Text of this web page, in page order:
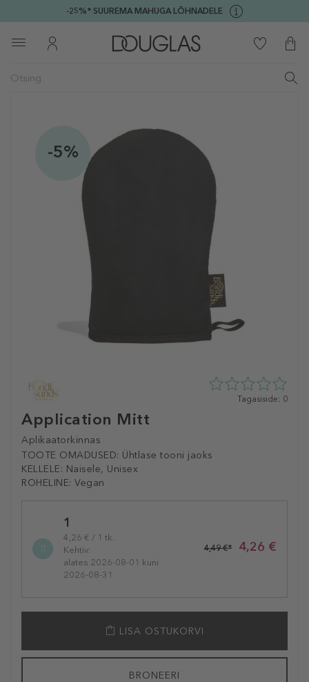
-25%* SUUREMA MAHUGA LÕHNADELE
-5%
Application Mitt
Aplikaatorkinnas
TOOTE OMADUSED: Ühtlase tooni jaoks
KELLELE: Naisele, Unisex
ROHELINE: Vegan
0
Tagasiside: 0
variation
1
4,26 € / 1 tk.
Kehtiv:
alates 2026-08-01 kuni
2026-08-31
4,26 €
4,49 €*
LISA OSTUKORVI
BRONEERI